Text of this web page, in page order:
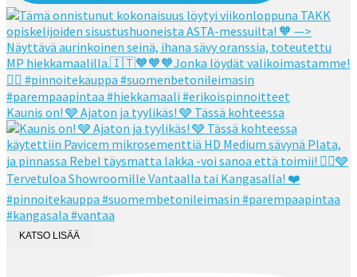
Kaunis on! 🩶 Ajaton ja tyylikäs! 🩶 Tässä kohteessa
KATSO LISÄÄ